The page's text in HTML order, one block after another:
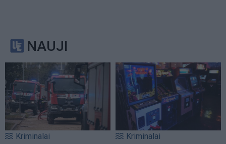
NAUJI
Kriminalai Kriminalai